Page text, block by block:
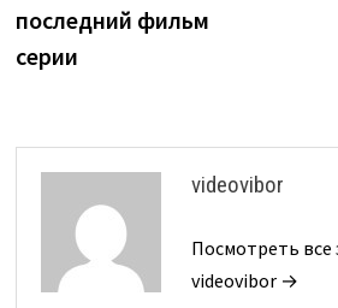
последний фильм
серии
videovibor
Посмотреть все
videovibor →